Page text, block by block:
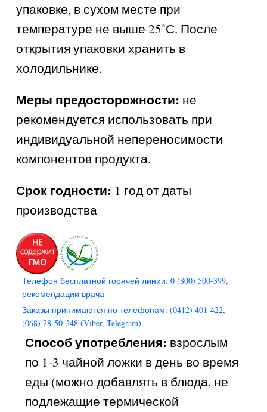
упаковке, в сухом месте при
температуре не выше 25˚С. После
открытия упаковки хранить в
холодильнике.
Меры предосторожности: не
рекомендуется использовать при
индивидуальной непереносимости
компонентов продукта.
Срок годности: 1 год от даты
производства
Телефон бесплатной горячей линии: 0 (800) 500-399,
рекомендации врача
Заказы принимаются по телефонам: (0412) 401-422,
(068) 28-50-248 (Viber, Telegram)
Способ употребления: взрослым
по 1-3 чайной ложки в день во время
еды (можно добавлять в блюда, не
подлежащие термической